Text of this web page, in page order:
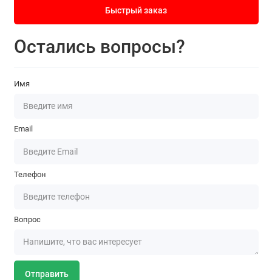
Быстрый заказ
Остались вопросы?
Имя
Email
Телефон
Вопрос
Отправить